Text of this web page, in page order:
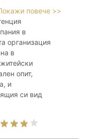
повече >>
в
организация
в
опит,
и
си вид